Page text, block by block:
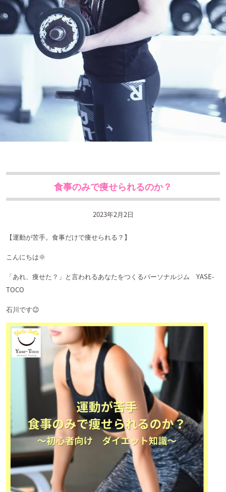
食事のみで痩せられるのか？
2023年2月2日
【運動が苦手。食事だけで痩せられる？】
こんにちは🌞
「あれ、痩せた？」と言われるあなたをつくるパーソナルジム YASE-
TOCO
石川です😉